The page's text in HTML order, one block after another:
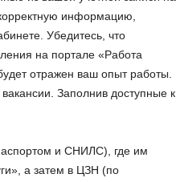
информацию,
Убедитесь, что
на портале «Работа
отражен ваш опыт работы.
Заполнив доступные к
и СНИЛС), где им
а затем в ЦЗН (по